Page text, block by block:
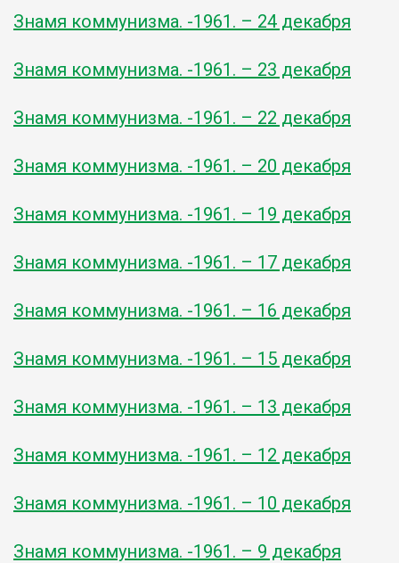
Знамя коммунизма. -1961. – 24 декабря
Знамя коммунизма. -1961. – 23 декабря
Знамя коммунизма. -1961. – 22 декабря
Знамя коммунизма. -1961. – 20 декабря
Знамя коммунизма. -1961. – 19 декабря
Знамя коммунизма. -1961. – 17 декабря
Знамя коммунизма. -1961. – 16 декабря
Знамя коммунизма. -1961. – 15 декабря
Знамя коммунизма. -1961. – 13 декабря
Знамя коммунизма. -1961. – 12 декабря
Знамя коммунизма. -1961. – 10 декабря
Знамя коммунизма. -1961. – 9 декабря